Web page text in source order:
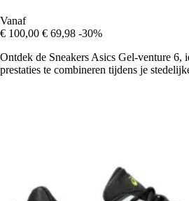
Vanaf
€ 100,00 € 69,98 -30%
Ontdek de Sneakers Asics Gel-venture 6,
prestaties te combineren tijdens je